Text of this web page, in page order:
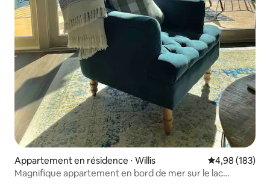
Appartement en résidence ⋅ Willis Évaluation
4,98 (183)
Magnifique appartement en bord de mer sur le lac